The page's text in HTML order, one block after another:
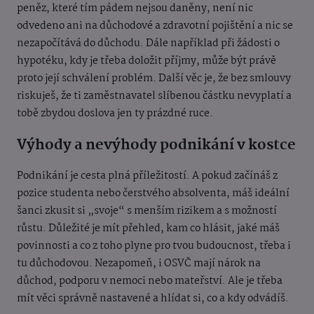
peněz, které tím pádem nejsou daněny, není nic
odvedeno ani na důchodové a zdravotní pojištění a nic se
nezapočítává do důchodu. Dále například při žádosti o
hypotéku, kdy je třeba doložit příjmy, může být právě
proto její schválení problém. Další věc je, že bez smlouvy
riskuješ, že ti zaměstnavatel slíbenou částku nevyplatí a
tobě zbydou doslova jen ty prázdné ruce.
Výhody a nevýhody podnikání v kostce
Podnikání je cesta plná příležitostí. A pokud začínáš z
pozice studenta nebo čerstvého absolventa, máš ideální
šanci zkusit si „svoje“ s menším rizikem a s možností
růstu. Důležité je mít přehled, kam co hlásit, jaké máš
povinnosti a co z toho plyne pro tvou budoucnost, třeba i
tu důchodovou. Nezapomeň, i OSVČ mají nárok na
důchod, podporu v nemoci nebo mateřství. Ale je třeba
mít věci správně nastavené a hlídat si, co a kdy odvádíš.